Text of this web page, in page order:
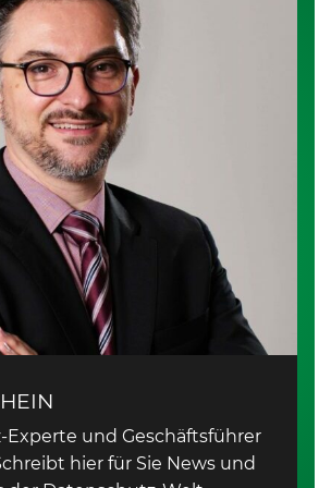
Experte und Geschäftsführer
hier für Sie News und